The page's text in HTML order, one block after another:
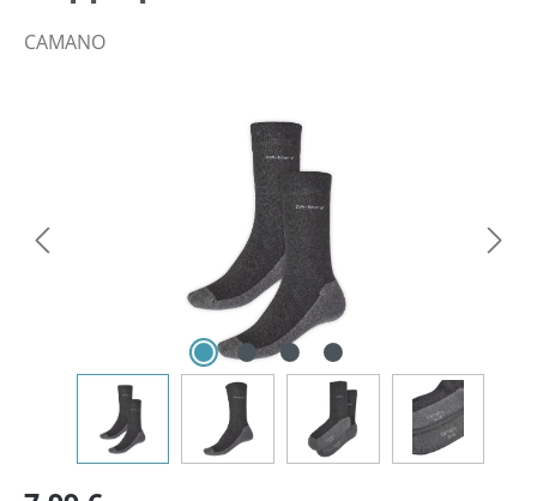
CAMANO
Bildergalerie überspringen